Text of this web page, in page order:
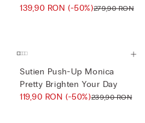
139,90 RON(-50%)279,90 RON
Sutien Push-Up Monica
Pretty Brighten Your Day
119,90 RON(-50%)239,90 RON